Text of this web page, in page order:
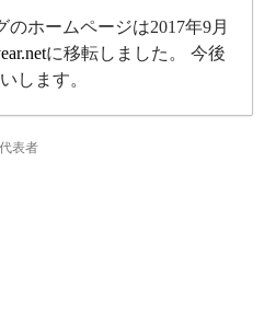
ホームページは2017年9月
に移転しました。 今後
します。
表者